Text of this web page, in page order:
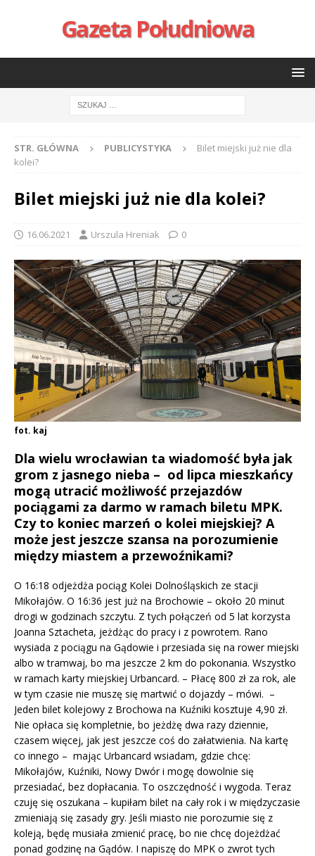
Gazeta Południowa
STR. GŁÓWNA PUBLICYSTYKA
Bilet miejski już nie dla
kolei?
Bilet miejski już nie dla kolei?
16.06.2021 Urszula Hreniak 0
fot. kaj
Dla wielu wrocławian ta wiadomość była jak
grom z jasnego nieba – od lipca mieszkańcy
mogą utracić możliwość przejazdów
pociągami za darmo w ramach biletu MPK.
Czy to koniec marzeń o kolei miejskiej? A
może jest jeszcze szansa na porozumienie
między miastem a przewoźnikami?
O 16:18 odjeżdża pociąg Kolei Dolnośląskich ze stacji
Mikołajów. O 16:36 jest już na Brochowie – około 20 minut
drogi w godzinach szczytu. Z tych połączeń od 5 lat korzysta
Joanna Sztacheta, jeżdżąc do pracy i z powrotem. Rano
wysiada z pociągu na Gądowie i przesiada się na rower miejski
albo w tramwaj, bo ma jeszcze 2 km do pokonania. Wszystko
w ramach karty miejskiej Urbancard. – Płacę 800 zł za rok, ale
w tym czasie nie muszę się martwić o dojazdy – mówi. –
Jeden bilet kolejowy z Brochowa na Kuźniki kosztuje 4,90 zł.
Nie opłaca się kompletnie, bo jeżdżę dwa razy dziennie,
czasem więcej, jak jest jeszcze coś do załatwienia. Na kartę
co innego – mając Urbancard wsiadam, gdzie chcę:
Mikołajów, Kuźniki, Nowy Dwór i mogę dowolnie się
przesiadać, bez dopłacania. To oszczędność i wygoda. Teraz
czuję się oszukana – kupiłam bilet na cały rok i w międzyczasie
zmieniają się zasady gry. Jeśli miasto nie porozumie się z
koleją, będę musiała zmienić pracę, bo nie chcę dojeżdżać
ponad godzinę na Gądów. I napiszę do MPK o zwrot tych